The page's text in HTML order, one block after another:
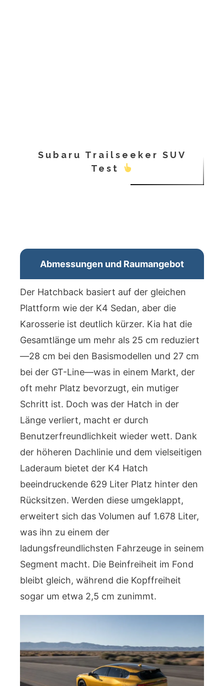
Subaru Trailseeker SUV
Test
Abmessungen und Raumangebot
Der Hatchback basiert auf der gleichen
Plattform wie der K4 Sedan, aber die
Karosserie ist deutlich kürzer. Kia hat die
Gesamtlänge um mehr als 25 cm reduziert
—28 cm bei den Basismodellen und 27 cm
bei der GT-Line—was in einem Markt, der
oft mehr Platz bevorzugt, ein mutiger
Schritt ist. Doch was der Hatch in der
Länge verliert, macht er durch
Benutzerfreundlichkeit wieder wett. Dank
der höheren Dachlinie und dem vielseitigen
Laderaum bietet der K4 Hatch
beeindruckende 629 Liter Platz hinter den
Rücksitzen. Werden diese umgeklappt,
erweitert sich das Volumen auf 1.678 Liter,
was ihn zu einem der
ladungsfreundlichsten Fahrzeuge in seinem
Segment macht. Die Beinfreiheit im Fond
bleibt gleich, während die Kopffreiheit
sogar um etwa 2,5 cm zunimmt.